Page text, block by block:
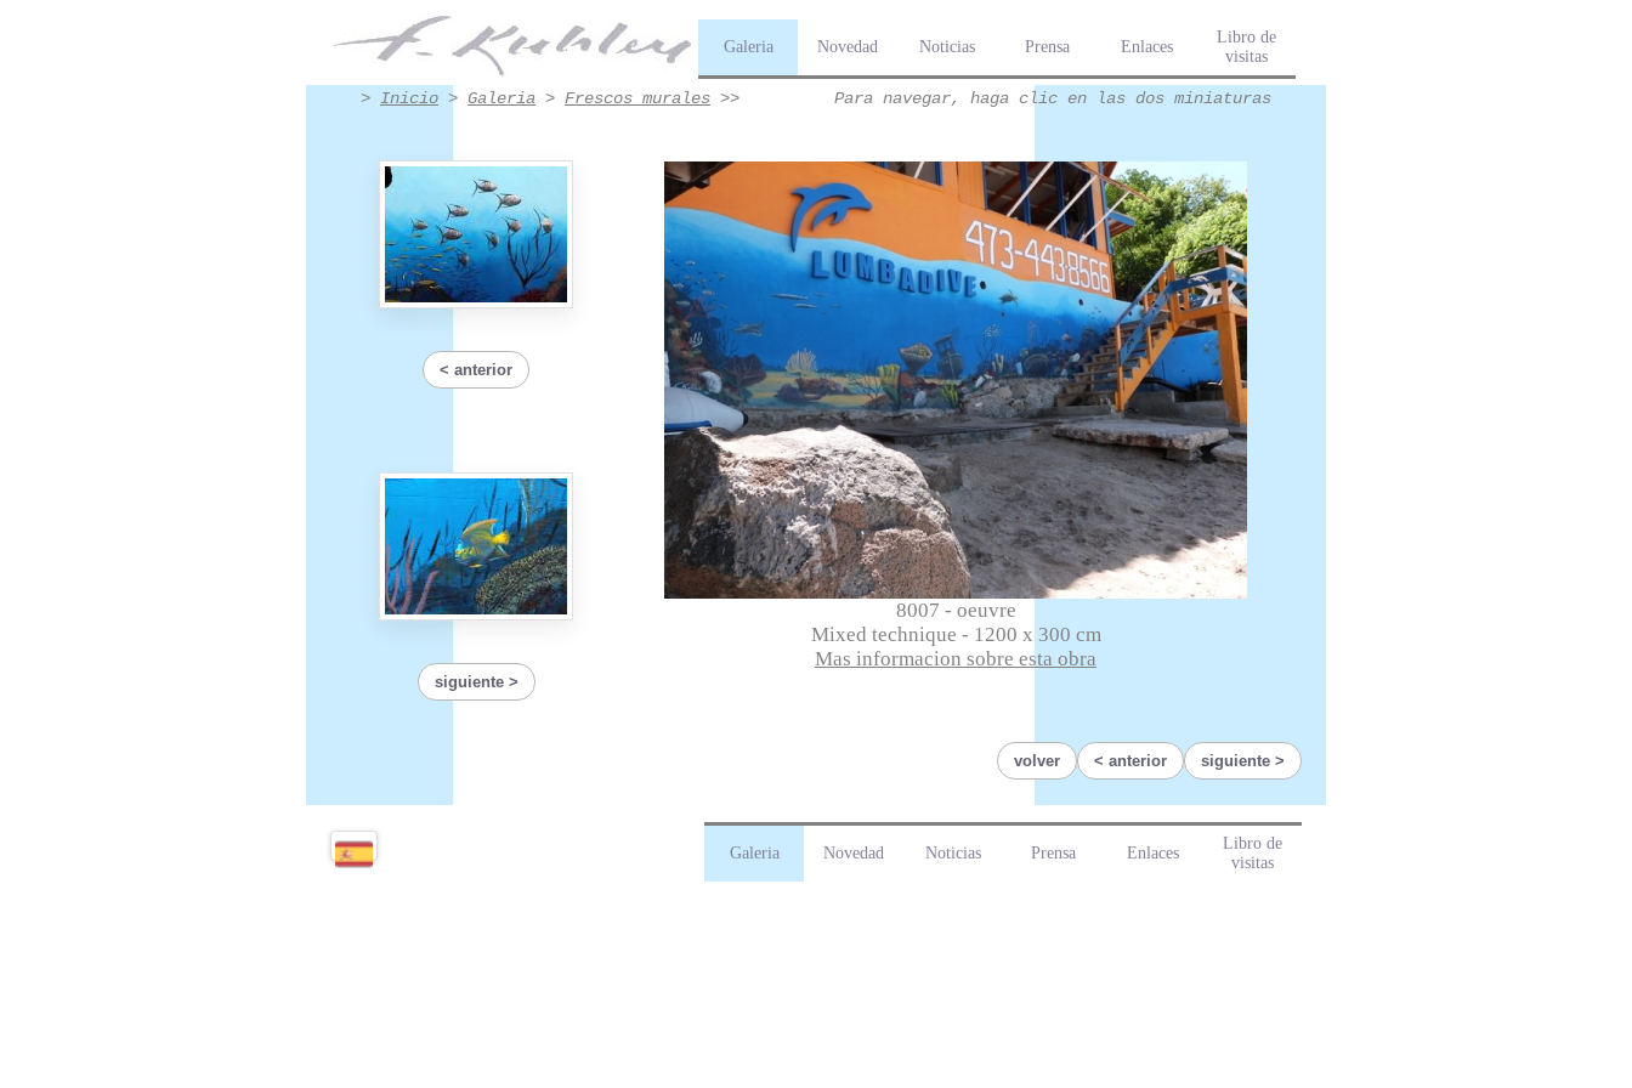
Galeria Novedad Noticias Prensa Enlaces
Libro de
visitas
> Inicio > Galeria > Frescos murales >> Para navegar, haga clic en las dos miniaturas
anterior
siguiente
8007 - oeuvre
Mixed technique - 1200 x 300 cm
Mas informacion sobre esta obra
volver anterior siguiente
Galeria Novedad Noticias Prensa Enlaces
Libro de
visitas